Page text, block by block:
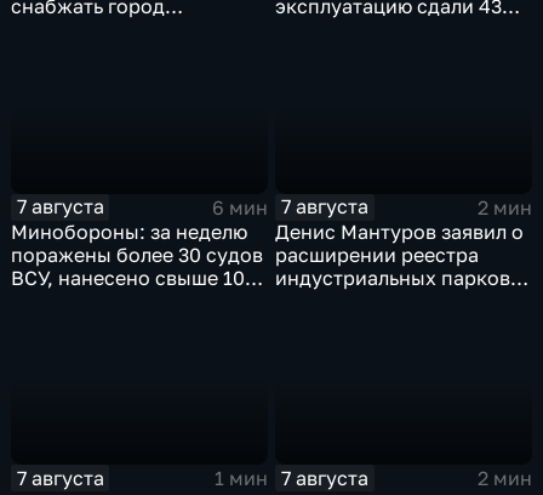
снабжать город
эксплуатацию сдали 43
7 августа
6 мин
Минобороны: за неделю
поражены более 30 судов
ВСУ, нанесено свыше 10
7 августа
2 мин
Денис Мантуров заявил о
расширении реестра
индустриальных парков в
7 августа
1 мин
7 августа
2 мин